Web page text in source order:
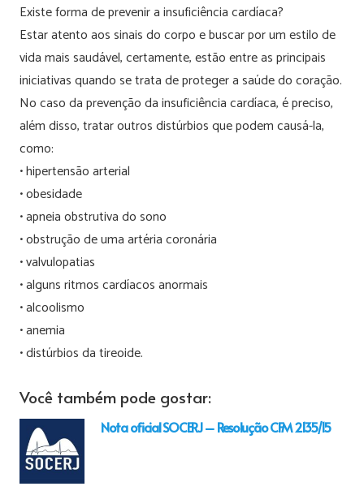
Existe forma de prevenir a insuficiência cardíaca?
Estar atento aos sinais do corpo e buscar por um estilo de
vida mais saudável, certamente, estão entre as principais
iniciativas quando se trata de proteger a saúde do coração.
No caso da prevenção da insuficiência cardíaca, é preciso,
além disso, tratar outros distúrbios que podem causá-la,
como:
• hipertensão arterial
• obesidade
• apneia obstrutiva do sono
• obstrução de uma artéria coronária
• valvulopatias
• alguns ritmos cardíacos anormais
• alcoolismo
• anemia
• distúrbios da tireoide.
Você também pode gostar:
Nota oficial SOCERJ – Resolução CFM 2135/15